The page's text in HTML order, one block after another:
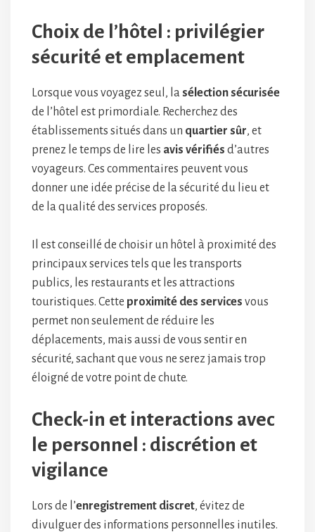
Choix de l’hôtel : privilégier
sécurité et emplacement
Lorsque vous voyagez seul, lasélection sécurisée
de l’hôtel est primordiale. Recherchez des
établissements situés dans un quartier sûr, et
prenez le temps de lire les avis vérifiés d’autres
voyageurs. Ces commentaires peuvent vous
donner une idée précise de la sécurité du lieu et
de la qualité des services proposés.
Il est conseillé de choisir un hôtel à proximité des
principaux services tels que les transports
publics, les restaurants et les attractions
touristiques. Cette proximité des services vous
permet non seulement de réduire les
déplacements, mais aussi de vous sentir en
sécurité, sachant que vous ne serez jamais trop
éloigné de votre point de chute.
Check-in et interactions avec
le personnel : discrétion et
vigilance
Lors de l’enregistrement discret, évitez de
divulguer des informations personnelles inutiles.